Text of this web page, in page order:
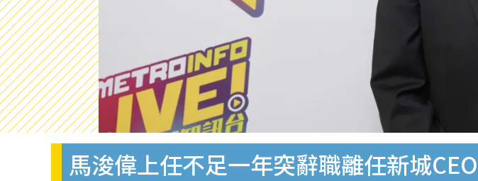
馬浚偉上任不足一年突辭職離任新城